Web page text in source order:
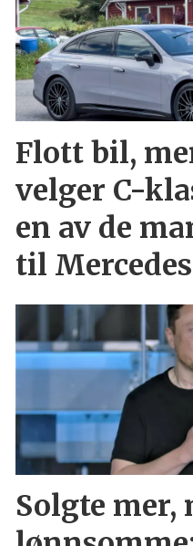
Flott bil,
velger C-
en av de
til
Solgte mer,